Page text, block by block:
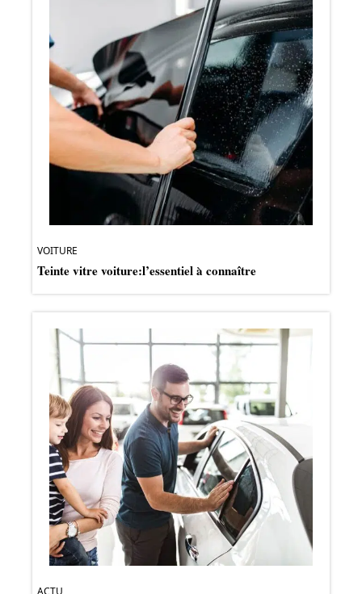
VOITURE
Teinte vitre voiture:l’essentiel à connaître
ACTU